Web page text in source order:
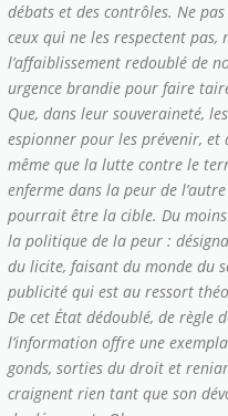
débats et des contrôles. Ne
ceux qui ne les respectent
l’affaiblissement redoublé de
urgence brandie pour faire
Que, dans leur souveraineté,
espionner pour les prévenir, et
même que la lutte contre le
enferme dans la peur de
pourrait être la cible. Du moins
la politique de la peur :
du licite, faisant du monde du
publicité qui est au ressort
De cet État dédoublé, de règle
l’information offre une
gonds, sorties du droit et
craignent rien tant que son